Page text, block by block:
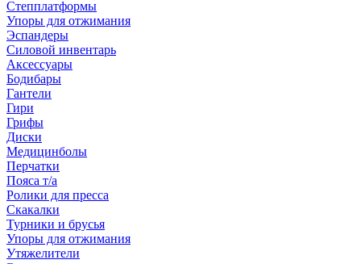
Степплатформы
Упоры для отжимания
Эспандеры
Силовой инвентарь
Аксессуары
Бодибары
Гантели
Гири
Грифы
Диски
Медицинболы
Перчатки
Пояса т/а
Ролики для пресса
Скакалки
Турники и брусья
Упоры для отжимания
Утяжелители